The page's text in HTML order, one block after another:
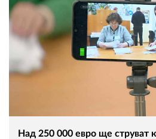
Над 250 000 евро ще струват